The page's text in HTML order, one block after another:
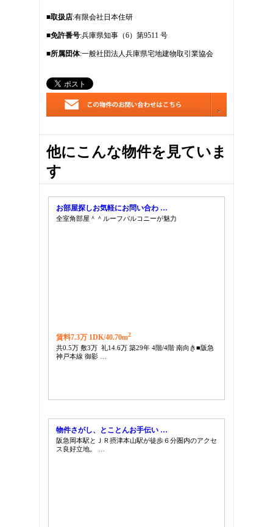
■取扱店:有限会社日本住研
■免許番号:兵庫県知事（6）第9511 号
■所属団体:一般社団法人兵庫県宅地建物取引業協会
他にこんな物件を見ていま
す
お部屋探しお気軽にお問い合わ …
全室角部屋＾＾ルーフバルコニーが魅力
賃料7.3万 1DK/40.70m2
共0.5万 敷3万 礼14.6万 築29年 4階/4階 南向き■阪急
神戸本線 御影 …
物件さがし、とことんお手伝い …
阪急岡本駅とＪＲ摂津本山駅が徒歩６分圏内のアクセ
ス良好立地。 …